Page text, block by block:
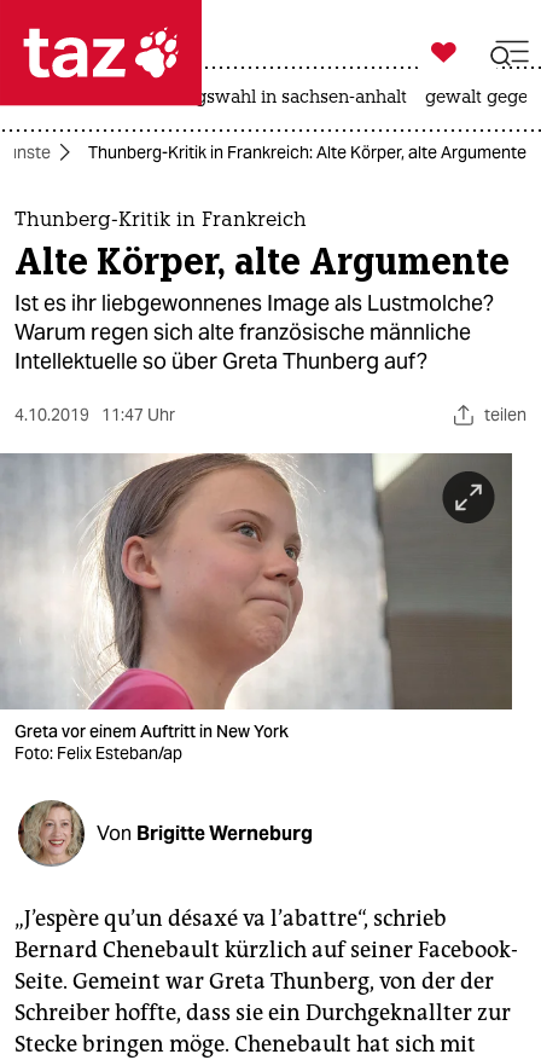
 taz zahl ich
taz zahl ich
themen
politik
öko
berlin
wahrheit
verlag
verlag
veranstaltungen
shop
unterstützen
abo
genossenschaft

taz zahl ich
landtagswahl in sachsen-anhalt gewalt
Thunberg-Kritik in Frankreich: Alte Körper, alte Argumente
Thunberg-Kritik in Frankreich
Alte Körper, alte Argumente
Ist es ihr liebgewonnenes Image als Lustmolche?
Warum regen sich alte französische männliche
Intellektuelle so über Greta Thunberg auf?
4.10.2019 11:47 Uhr teilen
Greta vor einem Auftritt in New York
Foto: Felix Esteban/ap
Von Brigitte Werneburg
„J’espère qu’un désaxé va l’abattre“, schrieb
Bernard Chenebault kürzlich auf seiner Facebook-
Seite. Gemeint war Greta Thunberg, von der der
Schreiber hoffte, dass sie ein Durchgeknallter zur
Stecke bringen möge. Chenebault hat sich mit